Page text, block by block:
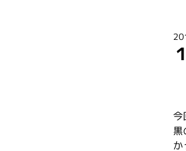
今
黒
か